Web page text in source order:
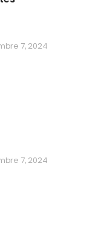
7, 2024
7, 2024